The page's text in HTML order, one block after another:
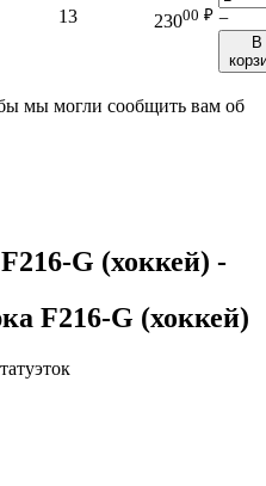
13 23000 ₽ −
В
мы могли сообщить вам об
G (хоккей) -
F216-G (хоккей)